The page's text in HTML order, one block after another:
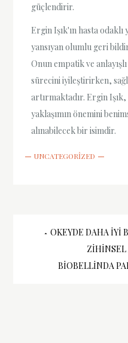
güçlendirir.
Ergin Işık'ın hasta
yansıyan olumlu geri
Onun empatik ve
sürecini iyileştirirken,
artırmaktadır. Ergin
yaklaşımın önemini
alınabilecek bir isimdir.
UNCATEGORIZED
Yazı
gezinmesi
OKEYDE DAHA İYI
ZIHINSEL
BIOBELLINDA